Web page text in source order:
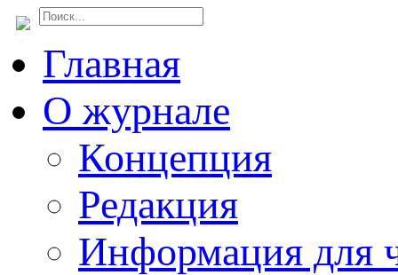
Главная
О журнале
Концепция
Редакция
Информация для